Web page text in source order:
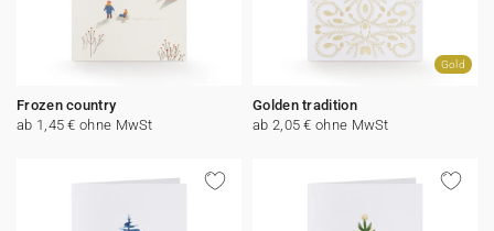
Frozen country
ab 1,45 € ohne MwSt
Gold
Golden tradition
ab 2,05 € ohne MwSt